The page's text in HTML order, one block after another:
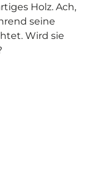
Holz. Ach,
seine
Wird sie